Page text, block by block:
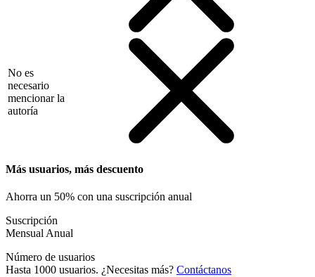
No es
necesario
mencionar la
autoría
Más usuarios, más descuento
Ahorra un 50% con una suscripción anual
Suscripción
Mensual Anual
Número de usuarios
Hasta 1000 usuarios. ¿Necesitas más? Contáctanos